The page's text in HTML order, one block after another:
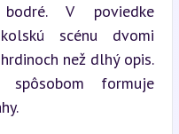
V poviedke
scénu dvomi
než dlhý opis.
spôsobom formuje